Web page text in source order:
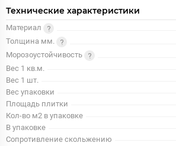
Технические характеристики
Материал
Толщина мм.
Морозоустойчивость
Вес 1 кв.м.
Вес 1 шт.
Вес упаковки
Площадь плитки
Кол-во м2 в упаковке
В упаковке
Сопротивление скольжению